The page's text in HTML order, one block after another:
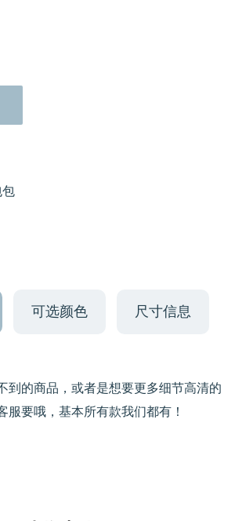
包
可选颜色 尺寸信息
到的商品，或者是想要更多细节高清的
服要哦，基本所有款我们都有！